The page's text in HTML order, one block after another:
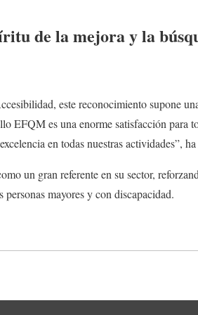
de la mejora y la
este reconocimiento supone
EFQM es una enorme satisfacción para
en todas nuestras actividades”,
un gran referente en su sector,
mayores y con discapacidad.